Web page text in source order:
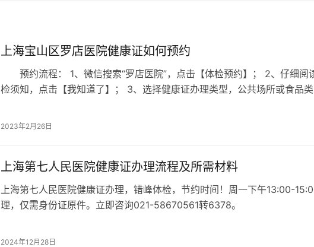
上海宝山区罗店医院健康证如何预约
预约流程： 1、微信搜索“罗店医院”，点击【体检预约】； 2、仔细阅
检须知，点击【我知道了】； 3、选择健康证办理类型，公共场所或食品类
2023年2月26日
上海第七人民医院健康证办理流程及所需材料
上海第七人民医院健康证办理，错峰体检，节约时间！周一下午13:00-
理，仅需身份证原件。立即咨询021-58670561转6378。
2024年12月28日